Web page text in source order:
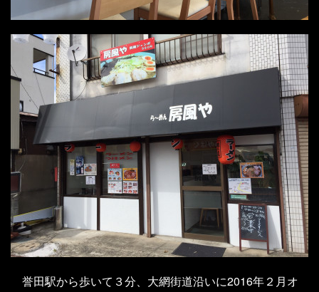
誉田駅から歩いて３分、大網街道沿いに2016年２月オ